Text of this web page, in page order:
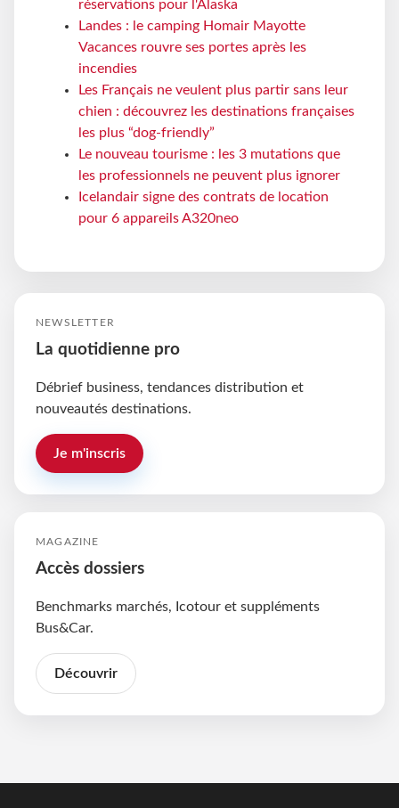
réservations pour l'Alaska
Landes : le camping Homair Mayotte
Vacances rouvre ses portes après les
incendies
Les Français ne veulent plus partir sans leur
chien : découvrez les destinations françaises
les plus “dog-friendly”
Le nouveau tourisme : les 3 mutations que
les professionnels ne peuvent plus ignorer
Icelandair signe des contrats de location
pour 6 appareils A320neo
NEWSLETTER
La quotidienne pro
Débrief business, tendances distribution et
nouveautés destinations.
Je m'inscris
MAGAZINE
Accès dossiers
Benchmarks marchés, Icotour et suppléments
Bus&Car.
Découvrir